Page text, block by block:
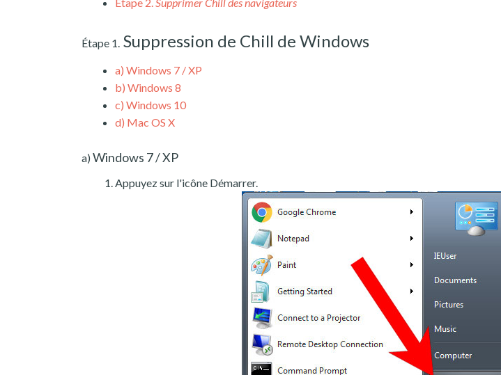
Étape 1. Suppression de Chill de Windows
a) Windows 7 / XP
b) Windows 8
c) Windows 10
d) Mac OS X
a) Windows 7 / XP
Appuyez sur l'icône Démarrer.